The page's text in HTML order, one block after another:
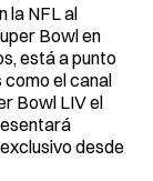
la NFL al
Bowl en
está a punto
el canal
Bowl LIV el
desde